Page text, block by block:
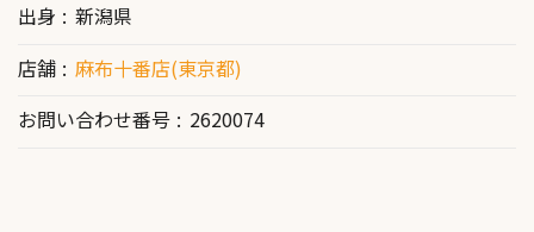
出身
新潟県
店舗
麻布十番店(東京都)
お問い合わせ番号
2620074